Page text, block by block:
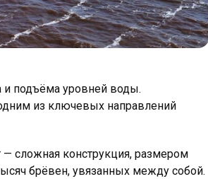
и подъёма уровней воды.
из ключевых направлений
— сложная конструкция, размером
брёвен, увязанных между собой.